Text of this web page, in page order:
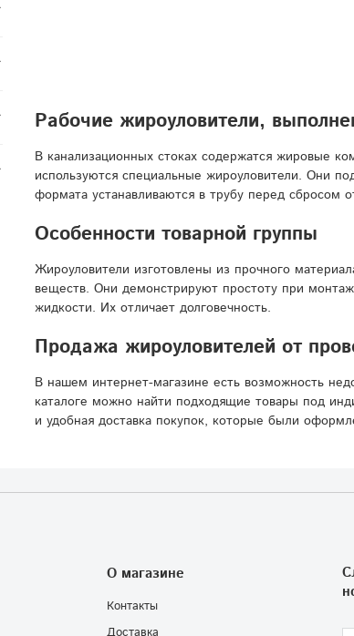
Рабочие жироуловители,
В канализационных стоках содержатся жировые
используются специальные жироуловители. Они
формата устанавливаются в трубу перед сбросом
Особенности товарной группы
Жироуловители изготовлены из прочного
веществ. Они демонстрируют простоту при
жидкости. Их отличает долговечность.
Продажа жироуловителей от
В нашем интернет-магазине есть возможность
каталоге можно найти подходящие товары под
и удобная доставка покупок, которые были
О магазине
Контакты
Доставка